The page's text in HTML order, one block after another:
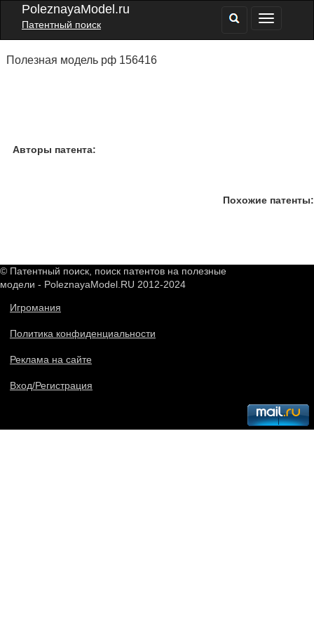
PoleznayaModel.ru
Патентный поиск
Полезная модель рф 156416
Авторы патента:
Похожие патенты:
© Патентный поиск, поиск патентов на полезные
модели - PoleznayaModel.RU 2012-2024
Игромания
Политика конфиденциальности
Реклама на сайте
Вход/Регистрация